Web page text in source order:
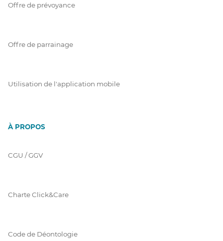
Offre de prévoyance
Offre de parrainage
Utilisation de l'application mobile
À PROPOS
CGU / GGV
Charte Click&Care
Code de Déontologie